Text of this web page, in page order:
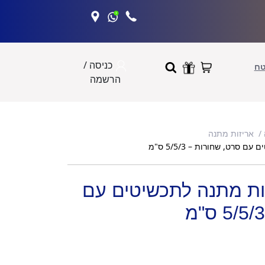
כניסה /
הרשמה
אריזות מתנה
מתנה לתכשיטים עם